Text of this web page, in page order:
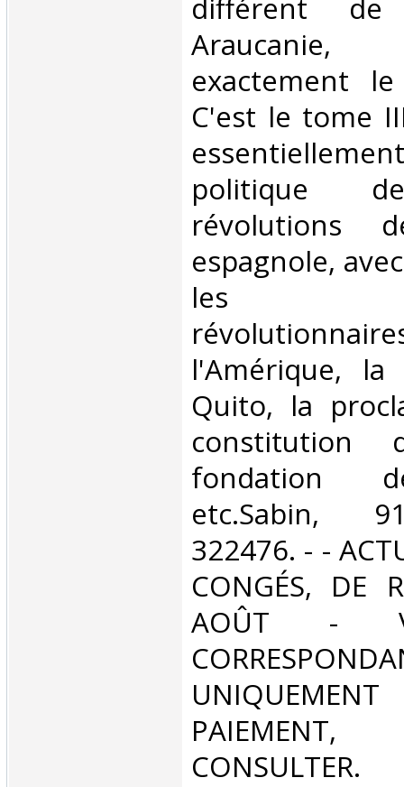
différent
exactement
C'est le tome
politique
révolutions
espagnole,
les
l'Amérique,
Quito, la
fondation
etc.Sabin,
322476. - -
CONGÉS, DE
AOÛT -
CONSULTER.‎